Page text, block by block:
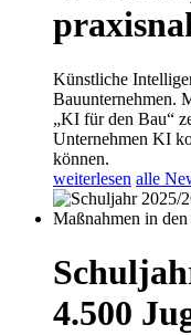
Künstliche
Bauunternehmen.
„KI für den Bau“
Unternehmen KI
können.
weiterlesen alle
4.500